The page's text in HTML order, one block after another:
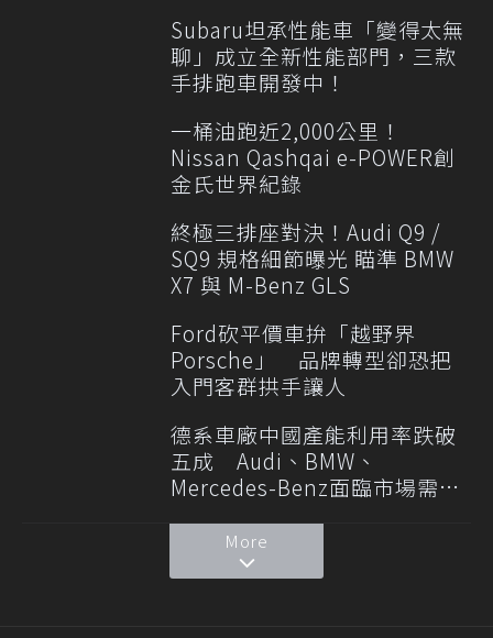
Subaru坦承性能車「變得太無
聊」成立全新性能部門，三款
手排跑車開發中！
一桶油跑近2,000公里！
Nissan Qashqai e-POWER創
金氏世界紀錄
終極三排座對決！Audi Q9 /
SQ9 規格細節曝光 瞄準 BMW
X7 與 M-Benz GLS
Ford砍平價車拚「越野界
Porsche」 品牌轉型卻恐把
入門客群拱手讓人
德系車廠中國產能利用率跌破
五成 Audi、BMW、
Mercedes-Benz面臨市場需求
More